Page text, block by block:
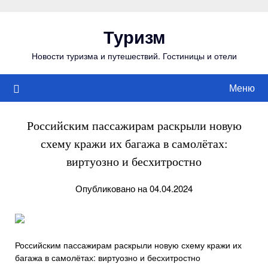
Туризм
Новости туризма и путешествий. Гостиницы и отели
Меню
Российским пассажирам раскрыли новую
схему кражи их багажа в самолётах:
виртуозно и бесхитростно
Опубликовано на 04.04.2024
Российским пассажирам раскрыли новую схему кражи их
багажа в самолётах: виртуозно и бесхитростно